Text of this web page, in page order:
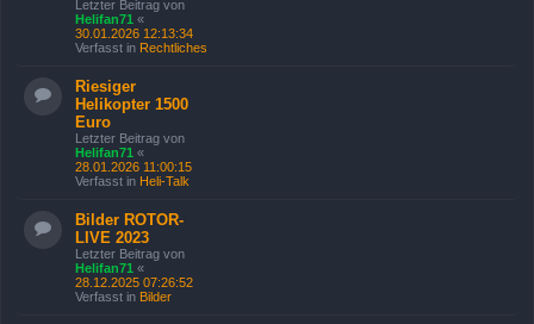
Letzter Beitrag von
Helifan71 «
30.01.2026 12:13:34
Verfasst in Rechtliches
Riesiger
Helikopter 1500
Euro
Letzter Beitrag von
Helifan71 «
28.01.2026 11:00:15
Verfasst in Heli-Talk
Bilder ROTOR-
LIVE 2023
Letzter Beitrag von
Helifan71 «
28.12.2025 07:26:52
Verfasst in Bilder